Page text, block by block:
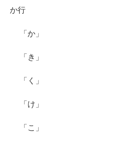
か行
「か」
「き」
「く」
「け」
「こ」